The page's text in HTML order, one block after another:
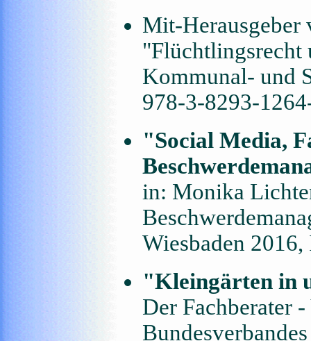
Mit-Herausgeber
"Flüchtlingsrecht
Kommunal- und
978-3-8293-
"Social Media,
in: Monika
Wiesbaden
"Kleingärten in
Der Fachberater